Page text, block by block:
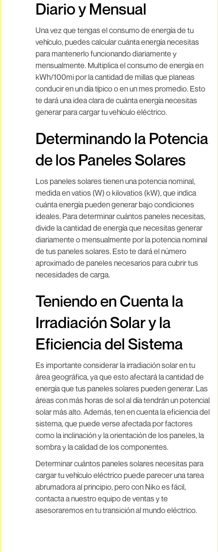
Diario y Mensual
Una vez que tengas el consumo de energía de tu
vehículo, puedes calcular cuánta energía necesitas
para mantenerlo funcionando diariamente y
mensualmente. Multiplica el consumo de energía en
kWh/100mi por la cantidad de millas que planeas
conducir en un día típico o en un mes promedio. Esto
te dará una idea clara de cuánta energía necesitas
generar para cargar tu vehículo eléctrico.
Determinando la Potencia
de los Paneles Solares
Los paneles solares tienen una potencia nominal,
medida en vatios (W) o kilovatios (kW), que indica
cuánta energía pueden generar bajo condiciones
ideales. Para determinar cuántos paneles necesitas,
divide la cantidad de energía que necesitas generar
diariamente o mensualmente por la potencia nominal
de tus paneles solares. Esto te dará el número
aproximado de paneles necesarios para cubrir tus
necesidades de carga.
Teniendo en Cuenta la
Irradiación Solar y la
Eficiencia del Sistema
Es importante considerar la irradiación solar en tu
área geográfica, ya que esto afectará la cantidad de
energía que tus paneles solares pueden generar. Las
áreas con más horas de sol al día tendrán un potencial
solar más alto. Además, ten en cuenta la eficiencia del
sistema, que puede verse afectada por factores
como la inclinación y la orientación de los paneles, la
sombra y la calidad de los componentes.
Determinar cuántos paneles solares necesitas para
cargar tu vehículo eléctrico puede parecer una tarea
abrumadora al principio, pero con Niko es fácil,
contacta a nuestro equipo de ventas y te
asesoraremos en tu transición al mundo eléctrico.